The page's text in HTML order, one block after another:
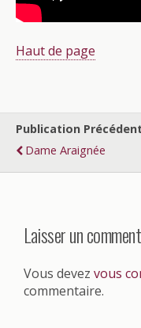
Haut de page
Publication
Dame Araignée
Laisser un
Vous devez vous
commentaire.